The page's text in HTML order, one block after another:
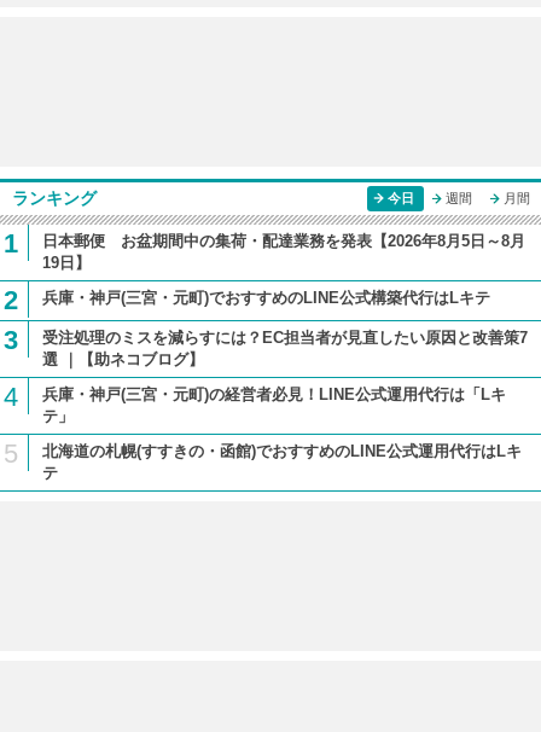
ランキング 今日 週間 月間
1
日本郵便 お盆期間中の集荷・配達業務を発表【2026年8月5日～8月
19日】
2 兵庫・神戸(三宮・元町)でおすすめのLINE公式構築代行はLキテ
3
受注処理のミスを減らすには？EC担当者が見直したい原因と改善策7
選 ｜【助ネコブログ】
4
兵庫・神戸(三宮・元町)の経営者必見！LINE公式運用代行は「Lキ
テ」
5
北海道の札幌(すすきの・函館)でおすすめのLINE公式運用代行はLキ
テ